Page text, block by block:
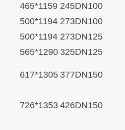
465*1159 245DN100
500*1194 273DN100
500*1194 273DN125
565*1290 325DN125
617*1305 377DN150
726*1353 426DN150